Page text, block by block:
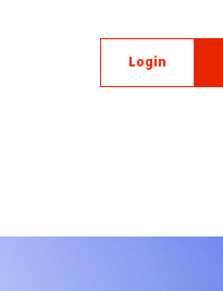
Login